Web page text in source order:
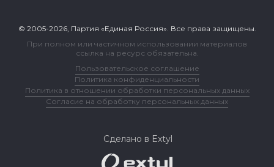
© 2005-2026, Партия «Единая Россия». Все права защищены.
При полном или частичном использовании материалов
ссылка на ресурс обязательна.
Пользовательское соглашение
Политика конфиденциальности
Политика в отношении обработки персональных данных
Согласие на обработку персональных данных
Сделано в Extyl